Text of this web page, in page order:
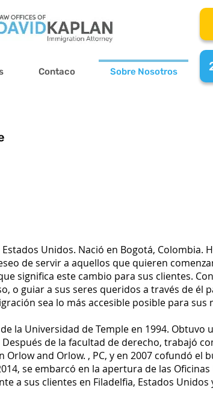
Contaco Sobre Nosotros
Unidos. Nació en Bogotá, Colombia.
de servir a aquellos que quieren
significa este cambio para sus clientes.
o guiar a sus seres queridos a través de él
sea lo más accesible posible para sus
la Universidad de Temple en 1994.
de la facultad de derecho, trabajó
and Orlow. , PC, y en 2007 cofundó el
se embarcó en la apertura de las
a sus clientes en Filadelfia, Estados